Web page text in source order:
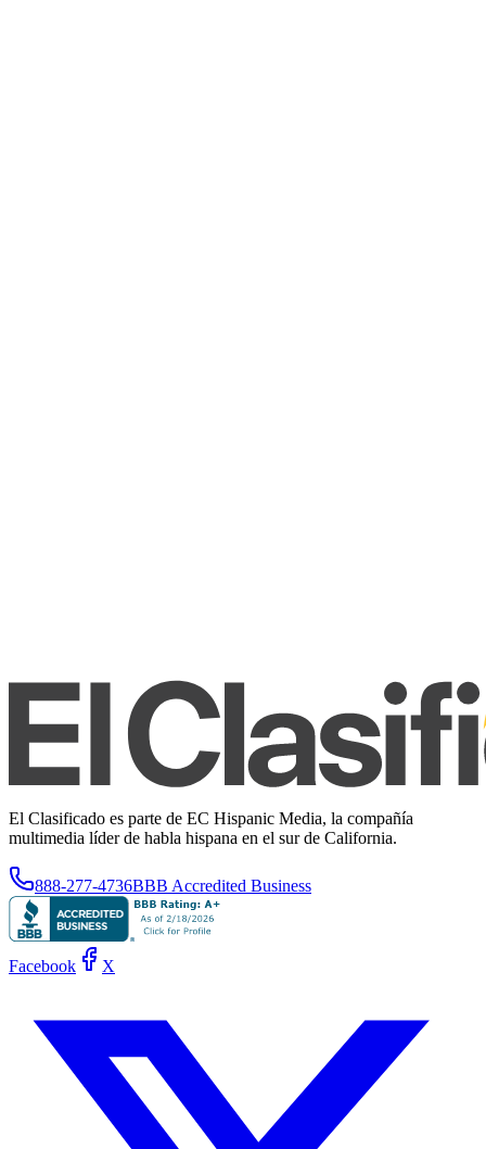
El Clasificado es parte de EC Hispanic Media, la compañía
multimedia líder de habla hispana en el sur de California.
888-277-4736BBB Accredited Business
Facebook X